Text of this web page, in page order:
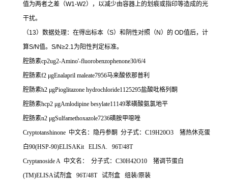
值为两者之差（W1-W2），以减少由容器上的划痕或指印等造成的光
干扰。
（13）数据处理：在得出标本（S）和阴性对照（N）的 OD值后，计
算S/N值。 S/N≥2.1为阳性判定标准。
腔肠素cp2ug2-Amino'-fluorobenzophenone30/6/4
腔肠素f2 μgEnalapril maleate7956马来酸依那普利
腔肠素h2 μgPioglitazone hydrochloride1125295盐酸吡格列酮
腔肠素hcp2 μgAmlodipine besylate11149苯磺酸氨氯地平
腔肠素n2 μgSulfamethoxazole7236磺胺甲噁唑
Cryptotanshinone 中文名：隐丹参酮 分子式： C19H20O3 猪热休克蛋
白90(HSP-90)ELISAKit ELISA. 96T/48T
Cryptanoside A 中文名： 分子式： C30H42O10 猪调节蛋白
(TM)ELISA试剂盒 96T/48T 试剂盒 组装/原装